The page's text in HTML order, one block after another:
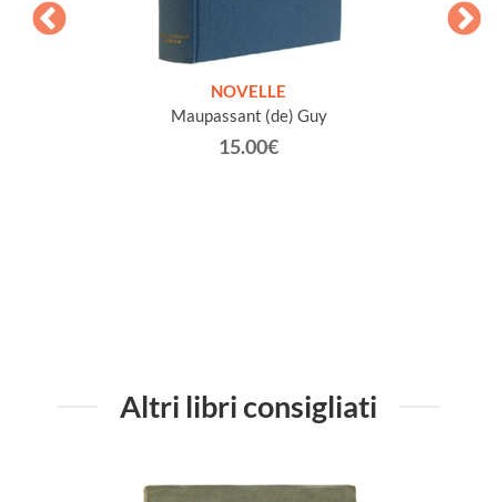
NOVELLE
Maupassant (de) Guy
15.00€
Altri libri consigliati